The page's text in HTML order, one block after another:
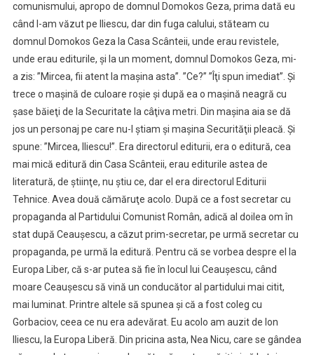
comunismului, apropo de domnul Domokos Geza, prima dată eu
când l-am văzut pe Iliescu, dar din fuga calului, stăteam cu
domnul Domokos Geza la Casa Scânteii, unde erau revistele,
unde erau editurile, şi la un moment, domnul Domokos Geza, mi-
a zis: ”Mircea, fii atent la maşina asta”. ”Ce?” ”Îţi spun imediat”. Şi
trece o maşină de culoare roşie şi după ea o maşină neagră cu
şase băieţi de la Securitate la câţiva metri. Din maşina aia se dă
jos un personaj pe care nu-l ştiam şi maşina Securităţii pleacă. Şi
spune: ”Mircea, Iliescu!”. Era directorul editurii, era o editură, cea
mai mică editură din Casa Scânteii, erau editurile astea de
literatură, de ştiinţe, nu ştiu ce, dar el era directorul Editurii
Tehnice. Avea două cămăruţe acolo. După ce a fost secretar cu
propaganda al Partidului Comunist Român, adică al doilea om în
stat după Ceauşescu, a căzut prim-secretar, pe urmă secretar cu
propaganda, pe urmă la editură. Pentru că se vorbea despre el la
Europa Liber, că s-ar putea să fie în locul lui Ceauşescu, când
moare Ceauşescu să vină un conducător al partidului mai citit,
mai luminat. Printre altele să spunea şi că a fost coleg cu
Gorbaciov, ceea ce nu era adevărat. Eu acolo am auzit de Ion
Iliescu, la Europa Liberă. Din pricina asta, Nea Nicu, care se gândea